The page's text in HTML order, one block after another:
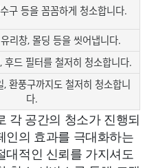
구 등을 꼼꼼하게 청소합니다.
리창, 몰딩 등을 씻어냅니다.
후드 필터를 철저히 청소합니다.
, 환풍구까지도 철저히 청소합니
다.
각 공간의 청소가 진행되
인의 효과를 극대화하는
적인 신뢰를 가지셔도